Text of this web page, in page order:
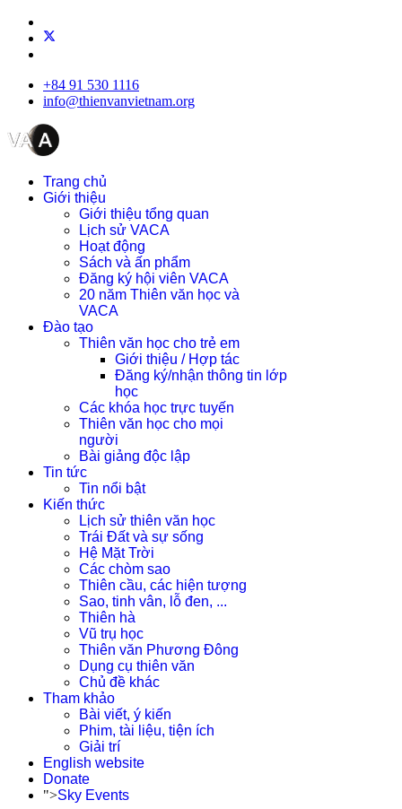
+84 91 530 1116
info@thienvanvietnam.org
Trang chủ
Giới thiệu
Giới thiệu tổng quan
Lịch sử VACA
Hoạt động
Sách và ấn phẩm
Đăng ký hội viên VACA
20 năm Thiên văn học và
VACA
Đào tạo
Thiên văn học cho trẻ em
Giới thiệu / Hợp tác
Đăng ký/nhận thông tin lớp
học
Các khóa học trực tuyến
Thiên văn học cho mọi
người
Bài giảng độc lập
Tin tức
Tin nổi bật
Kiến thức
Lịch sử thiên văn học
Trái Đất và sự sống
Hệ Mặt Trời
Các chòm sao
Thiên cầu, các hiện tượng
Sao, tinh vân, lỗ đen, ...
Thiên hà
Vũ trụ học
Thiên văn Phương Đông
Dụng cụ thiên văn
Chủ đề khác
Tham khảo
Bài viết, ý kiến
Phim, tài liệu, tiện ích
Giải trí
English website
Donate
">Sky Events